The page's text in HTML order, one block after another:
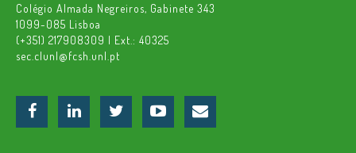
Colégio Almada Negreiros, Gabinete 343
1099-085 Lisboa
(+351) 217908309 | Ext.: 40325
sec.clunl@fcsh.unl.pt